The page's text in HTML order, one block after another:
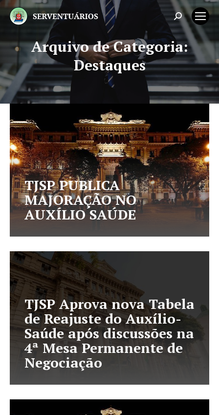
Search:
Arquivo de Categoria:
Destaques
Você está aqui:
TJSP PUBLICA
MAJORAÇÃO NO
AUXÍLIO SAÚDE
TJSP Aprova nova Tabela
de Reajuste do Auxílio-
Saúde após discussões na
4ª Mesa Permanente de
Negociação